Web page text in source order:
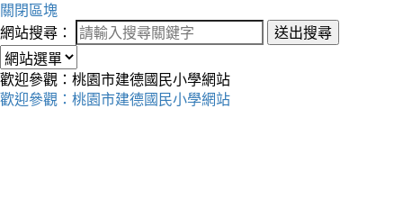
關閉區塊
網站搜尋：
送出搜尋
歡迎參觀：桃園市建德國民小學網站
歡迎參觀：桃園市建德國民小學網站